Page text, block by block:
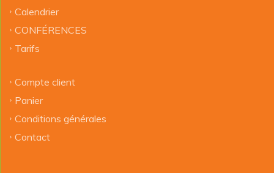
Calendrier
CONFÉRENCES
Tarifs
Compte client
Panier
Conditions générales
Contact